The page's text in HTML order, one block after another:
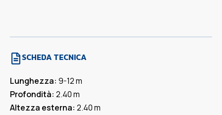
SCHEDA TECNICA
Lunghezza: 9-12 m
Profondità: 2.40 m
Altezza esterna: 2.40 m